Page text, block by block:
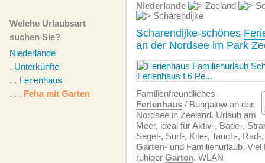
Welche Urlaubsart
suchen Sie?
Niederlande
. Unterkünfte
. . Ferienhaus
. . . Feha mit Garten
Niederlande Zeeland
Scharendijke
Scharendijke-schönes
an der Nordsee im Park
Familien­freundliches
Ferienhaus / Bungalow an der
Nordsee in Zeeland. Urlaub am
Meer, ideal für Aktiv-, Bade-,
Segel-, Surf-, Kite-, Tauch-, Rad-
Garten- und Familienurlaub.
ruhiger Garten. WLAN